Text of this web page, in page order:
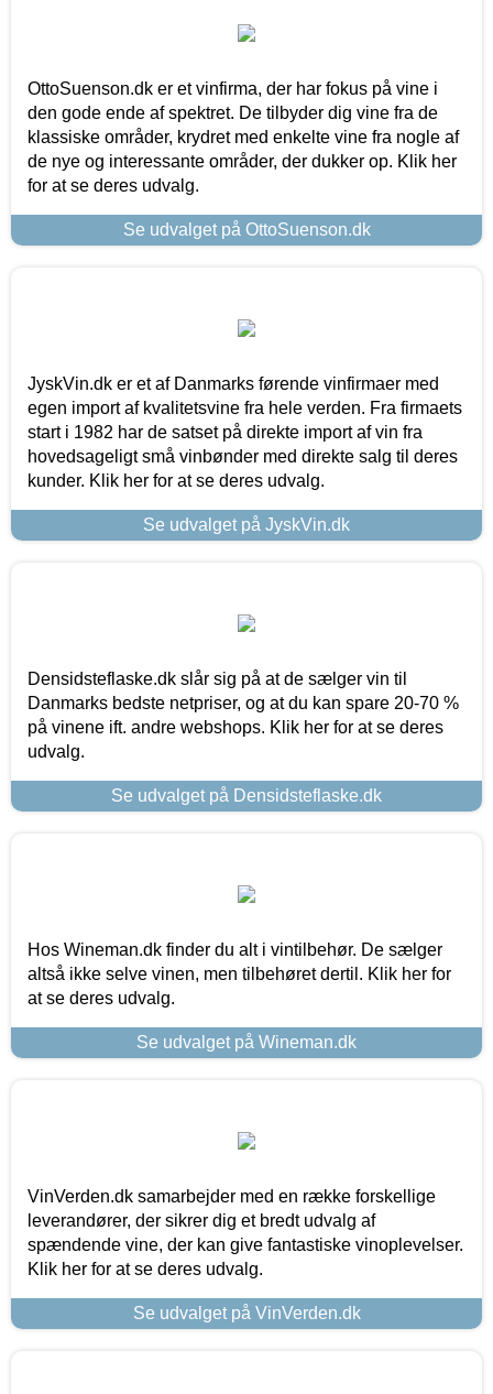
OttoSuenson.dk er et vinfirma, der har fokus på vine i
den gode ende af spektret. De tilbyder dig vine fra de
klassiske områder, krydret med enkelte vine fra nogle af
de nye og interessante områder, der dukker op. Klik her
for at se deres udvalg.
Se udvalget på OttoSuenson.dk
JyskVin.dk er et af Danmarks førende vinfirmaer med
egen import af kvalitetsvine fra hele verden. Fra firmaets
start i 1982 har de satset på direkte import af vin fra
hovedsageligt små vinbønder med direkte salg til deres
kunder. Klik her for at se deres udvalg.
Se udvalget på JyskVin.dk
Densidsteflaske.dk slår sig på at de sælger vin til
Danmarks bedste netpriser, og at du kan spare 20-70 %
på vinene ift. andre webshops. Klik her for at se deres
udvalg.
Se udvalget på Densidsteflaske.dk
Hos Wineman.dk finder du alt i vintilbehør. De sælger
altså ikke selve vinen, men tilbehøret dertil. Klik her for
at se deres udvalg.
Se udvalget på Wineman.dk
VinVerden.dk samarbejder med en række forskellige
leverandører, der sikrer dig et bredt udvalg af
spændende vine, der kan give fantastiske vinoplevelser.
Klik her for at se deres udvalg.
Se udvalget på VinVerden.dk